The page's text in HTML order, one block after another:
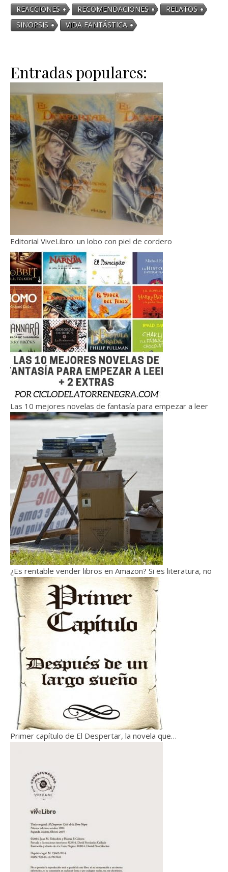
REACCIONES
RECOMENDACIONES
RELATOS
SINOPSIS
VIDA FANTÁSTICA
Entradas populares:
Editorial ViveLibro: un lobo con piel de cordero
Las 10 mejores novelas de fantasía para empezar a leer
¿Es rentable vender libros en Amazon? Si es literatura, no
Primer capítulo de El Despertar, la novela que…